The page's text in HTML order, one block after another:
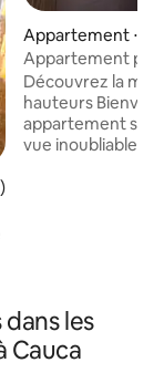
moyenne sur la
Appartement ⋅
Appartement
le centre de Pasto
Découvrez la
hauteurs
appartement
vue inoubliable
Idéal pour les
d'affaires, le
Vous y trouverez
les
Cauca